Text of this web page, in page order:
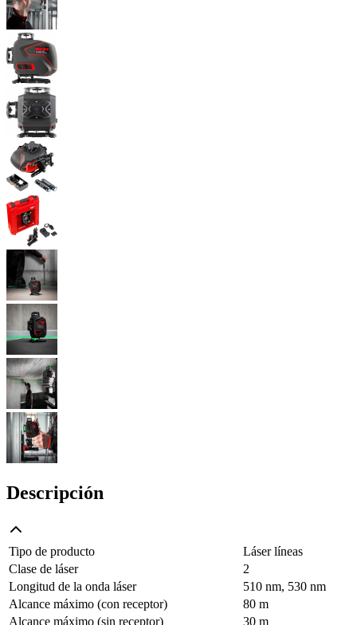
Descripción
Tipo de producto
Láser líneas
Clase de láser
2
Longitud de la onda láser
510 nm, 530 nm
Alcance máximo (con receptor)
80 m
Alcance máximo (sin receptor)
30 m